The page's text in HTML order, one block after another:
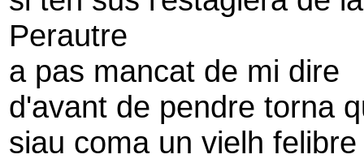
Perautre
a pas mancat de mi dire
d'avant de pendre torna
siau coma un vielh